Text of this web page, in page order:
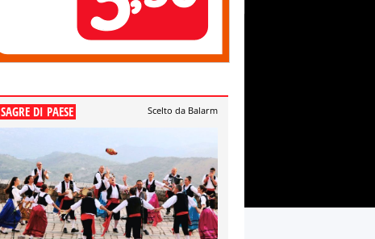
SAGRE DI PAESE Scelto da Balarm